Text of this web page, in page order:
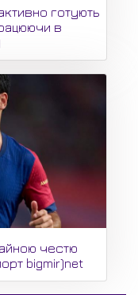
готують
в
честю
bigmir)net